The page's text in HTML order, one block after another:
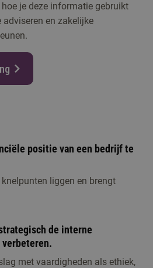
je deze informatie gebruikt
en zakelijke
positie van een bedrijf te
liggen en brengt
de interne
met vaardigheden als ethiek,